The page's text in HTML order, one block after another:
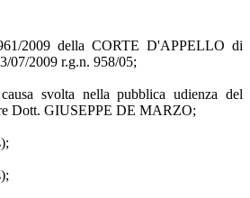
2009 della CORTE D'APPELLO di
07/2009 r.g.n. 958/05;
svolta nella pubblica udienza del
Dott. GIUSEPPE DE MARZO;